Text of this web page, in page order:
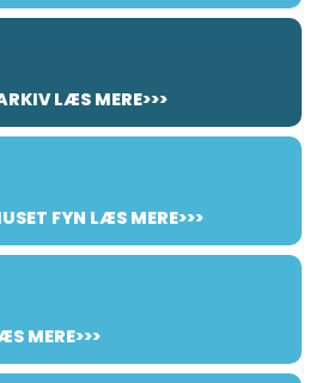
LÆS MERE>>>
FYN LÆS MERE>>>
MERE>>>